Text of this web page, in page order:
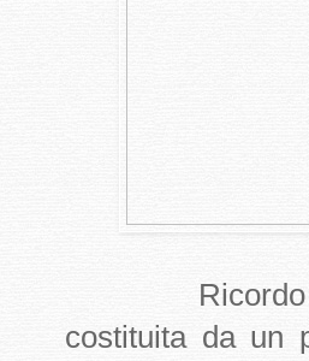
Ricordo che
costituita da un